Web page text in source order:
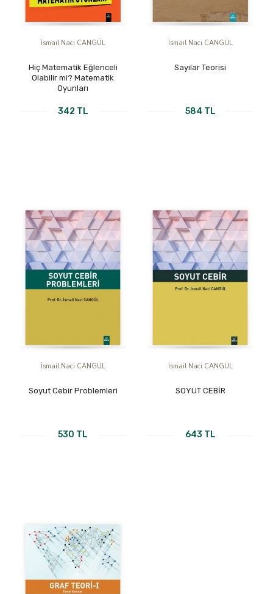
İsmail Naci CANGÜL
Hiç Matematik Eğlenceli
Olabilir mi? Matematik
Oyunları
342 TL
İsmail Naci CANGÜL
Sayılar Teorisi
584 TL
İsmail Naci CANGÜL
Soyut Cebir Problemleri
530 TL
İsmail Naci CANGÜL
SOYUT CEBİR
643 TL